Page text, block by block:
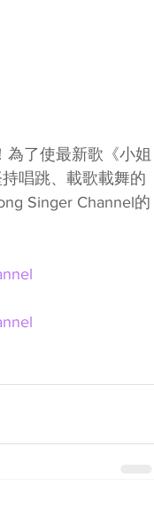
為了使最新歌《小姐
唱跳、載歌載舞的
Singer Channel的